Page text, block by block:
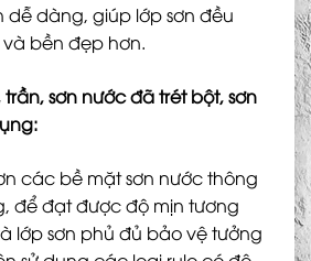
dễ dàng, giúp lớp sơn đều
bền đẹp hơn.
sơn nước đã trét bột, sơn
các bề mặt sơn nước thông
để đạt được độ mịn tương
lớp sơn phủ đủ bảo vệ tưởng